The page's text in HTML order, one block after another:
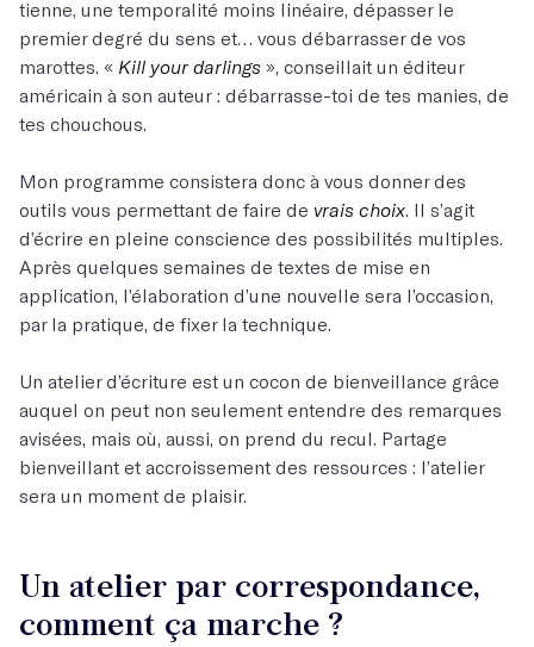
tienne, une temporalité moins linéaire, dépasser le
premier degré du sens et… vous débarrasser de vos
marottes. « Kill your darlings », conseillait un éditeur
américain à son auteur : débarrasse-toi de tes manies, de
tes chouchous.
Mon programme consistera donc à vous donner des
outils vous permettant de faire de vrais choix. Il s’agit
d’écrire en pleine conscience des possibilités multiples.
Après quelques semaines de textes de mise en
application, l’élaboration d’une nouvelle sera l’occasion,
par la pratique, de fixer la technique.
Un atelier d’écriture est un cocon de bienveillance grâce
auquel on peut non seulement entendre des remarques
avisées, mais où, aussi, on prend du recul. Partage
bienveillant et accroissement des ressources : l’atelier
sera un moment de plaisir.
Un atelier par correspondance,
comment ça marche ?